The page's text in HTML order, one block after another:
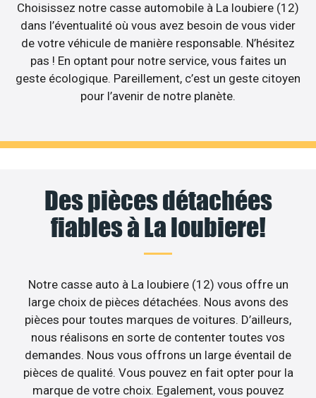
Choisissez notre casse automobile à La loubiere (12)
dans l’éventualité où vous avez besoin de vous vider
de votre véhicule de manière responsable. N’hésitez
pas ! En optant pour notre service, vous faites un
geste écologique. Pareillement, c’est un geste citoyen
pour l’avenir de notre planète.
Des pièces détachées
fiables à La loubiere!
Notre casse auto à La loubiere (12) vous offre un
large choix de pièces détachées. Nous avons des
pièces pour toutes marques de voitures. D’ailleurs,
nous réalisons en sorte de contenter toutes vos
demandes. Nous vous offrons un large éventail de
pièces de qualité. Vous pouvez en fait opter pour la
marque de votre choix. Egalement, vous pouvez